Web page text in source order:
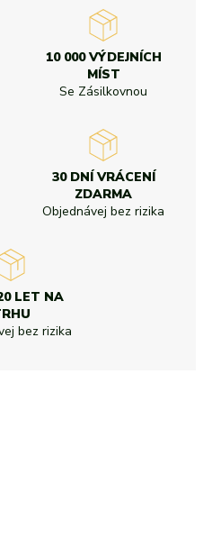
10 000 VÝDEJNÍCH
MÍST
Se Zásilkovnou
30 DNÍ VRÁCENÍ
ZDARMA
Objednávej bez rizika
LET NA
bez rizika